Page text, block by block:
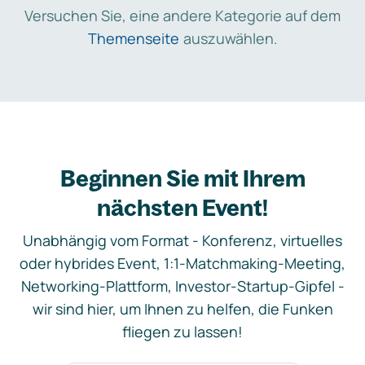
Versuchen Sie, eine andere Kategorie auf dem
Themenseite auszuwählen.
Beginnen Sie mit Ihrem
nächsten Event!
Unabhängig vom Format - Konferenz, virtuelles
oder hybrides Event, 1:1-Matchmaking-Meeting,
Networking-Plattform, Investor-Startup-Gipfel -
wir sind hier, um Ihnen zu helfen, die Funken
fliegen zu lassen!